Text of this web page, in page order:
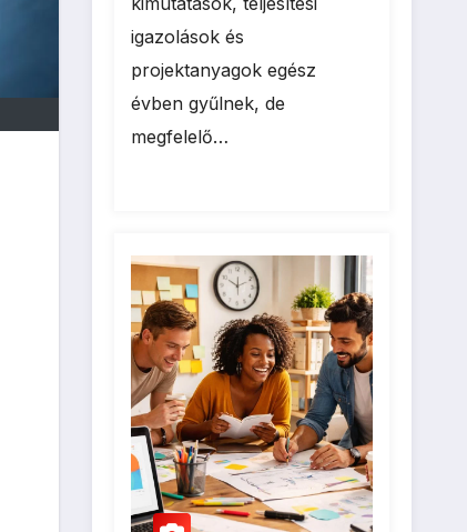
igazolások és
projektanyagok egész
évben gyűlnek, de
megfelelő…